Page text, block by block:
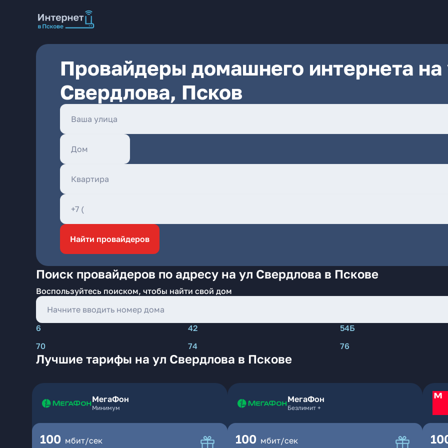
Провайдеры домашнего интернета на
Свердлова, Псков
Найти провайдеров
Поиск провайдеров по адресу на ул Свердлова в Пскове
Воспользуйтесь поиском, чтобы найти свой дом
6 42 54Б
70
74 76
Лучшие тарифы на ул Свердлова в Пскове
МегаФон
Минимум
100 мбит/сек
МегаФон
Безлимит +
100 мбит/сек